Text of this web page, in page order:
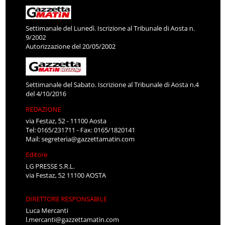
Settimanale del Lunedì. Iscrizione al Tribunale di Aosta n.
9/2002
Autorizzazione del 20/05/2002
Settimanale del Sabato. Iscrizione al Tribunale di Aosta n.4
del 4/10/2016
REDAZIONE
via Festaz, 52 - 11100 Aosta
Tel: 0165/231711 - Fax: 0165/1820141
Mail:segreteria@gazzettamatin.com
Editore
LG PRESSE S.R.L.
via Festaz, 52 11100 AOSTA
DIRETTORE RESPONSABILE
Luca Mercanti
l.mercanti@gazzettamatin.com